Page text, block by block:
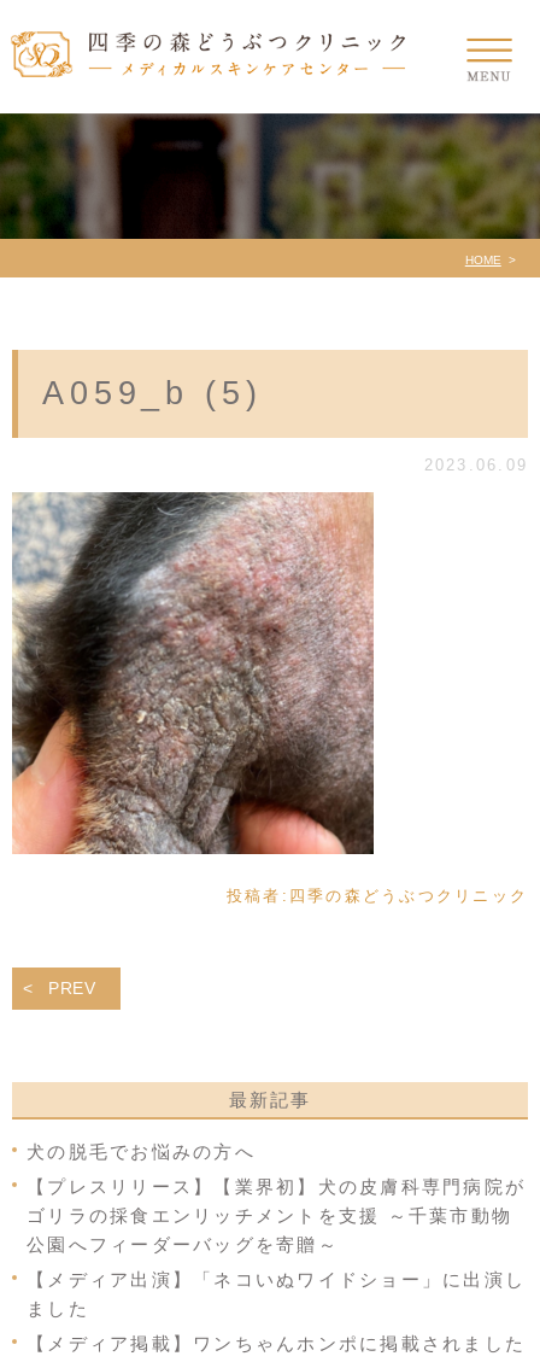
HOME
A059_b (5)
2023.06.09
投稿者: 四季の森どうぶつクリニック
PREV
最新記事
犬の脱毛でお悩みの方へ
【プレスリリース】【業界初】犬の皮膚科専門病院が
ゴリラの採食エンリッチメントを支援 ～千葉市動物
公園へフィーダーバッグを寄贈～
【メディア出演】「ネコいぬワイドショー」に出演し
ました
【メディア掲載】ワンちゃんホンポに掲載されました